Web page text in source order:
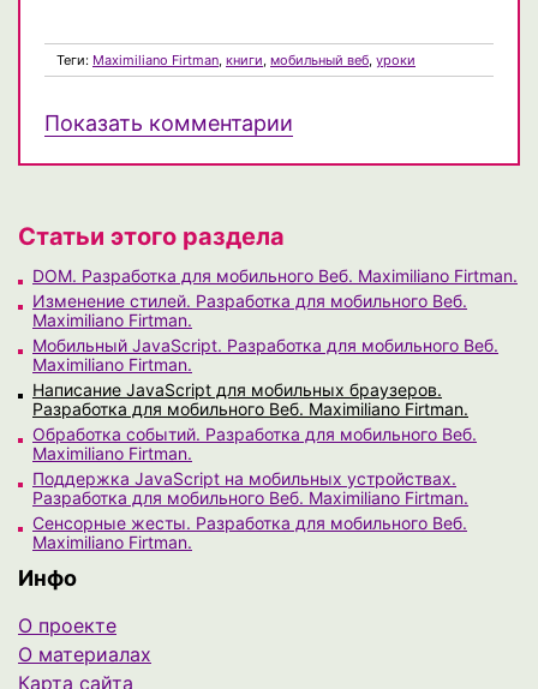
Теги: Maximiliano Firtman, книги, мобильный веб, уроки
Показать комментарии
Статьи этого раздела
DOM. Разработка для мобильного Веб. Maximiliano Firtman.
Изменение стилей. Разработка для мобильного Веб.
Maximiliano Firtman.
Мобильный JavaScript. Разработка для мобильного Веб.
Maximiliano Firtman.
Написание JavaScript для мобильных браузеров.
Разработка для мобильного Веб. Maximiliano Firtman.
Обработка событий. Разработка для мобильного Веб.
Maximiliano Firtman.
Поддержка JavaScript на мобильных устройствах.
Разработка для мобильного Веб. Maximiliano Firtman.
Сенсорные жесты. Разработка для мобильного Веб.
Maximiliano Firtman.
Инфо
О проекте
О материалах
Карта сайта